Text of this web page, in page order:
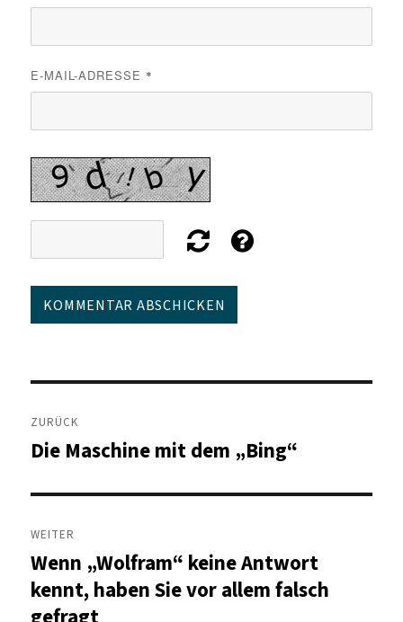
E-MAIL-ADRESSE *
Beitragsnavigation
ZURÜCK
Vorheriger
Die Maschine mit dem „Bing“
WEITER
Nächster
Beitrag:
Wenn „Wolfram“ keine Antwort
kennt, haben Sie vor allem falsch
gefragt